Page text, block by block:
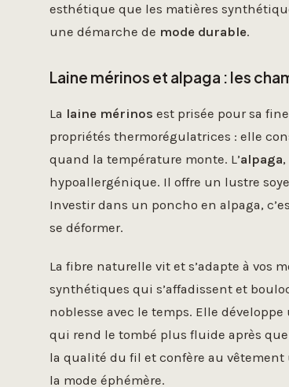
esthétique que les matières
une démarche de mode durable.
Laine mérinos et alpaga : les
La laine mérinos est prisée pour sa
propriétés thermorégulatrices : elle
quand la température monte. L’alpaga
hypoallergénique. Il offre un lustre
Investir dans un poncho en alpaga,
se déformer.
La fibre naturelle vit et s’adapte à vos
synthétiques qui s’affadissent et
noblesse avec le temps. Elle
qui rend le tombé plus fluide après
la qualité du fil et confère au
la mode éphémère.